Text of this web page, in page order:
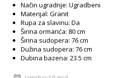
Način ugradnje: Ugradbeni
Materijal: Granit
Rupa za slavinu: Da
Širina ormarića: 80 cm
Širina sudopera: 76 cm
Dužina sudopera: 76 cm
Dubina bazena: 23.5 cm